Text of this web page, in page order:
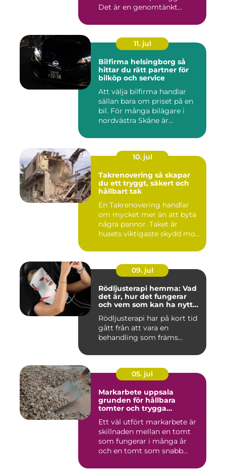
Det är en genomtänkt
11. jul
Bilfirma helsingborg så
hittar du rätt partner för
bilköp och service
Att välja bilfirma handlar
sällan bara om priset på en
bil. För många bilägare i
nordvästra Skåne är...
10. jul
Takrenovering så skapar
du ett tryggt, säkert och
hållbart tak
En Takrenovering handlar
om mycket mer än att byta
några pannor. Taket är
husets viktigaste skydd mo...
09. jul
Rödljusterapi hemma: Vad
det är, hur det fungerar
och vem som kan ha nytta
Rödljusterapi har på kort tid
gått från att vara en
behandling som främs...
05. jul
Markarbete uppsala
grunden för hållbara
tomter och trygga
Ett väl utfört markarbete är
skillnaden mellan en tomt
som fungerar i många år
och en tomt som snabb...